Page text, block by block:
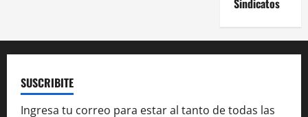
SUSCRIBITE
Ingresa tu correo para estar al tanto de todas las